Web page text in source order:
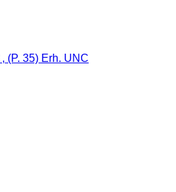
(P. 35) Erh. UNC